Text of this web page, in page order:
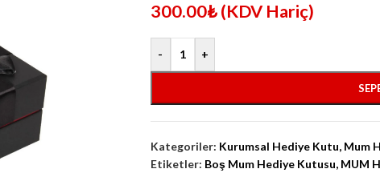
300.00₺(KDV Hariç)
- +
Kategoriler: Kurumsal Hediye Kutu, Mum
Etiketler: Boş Mum Hediye Kutusu, MUM